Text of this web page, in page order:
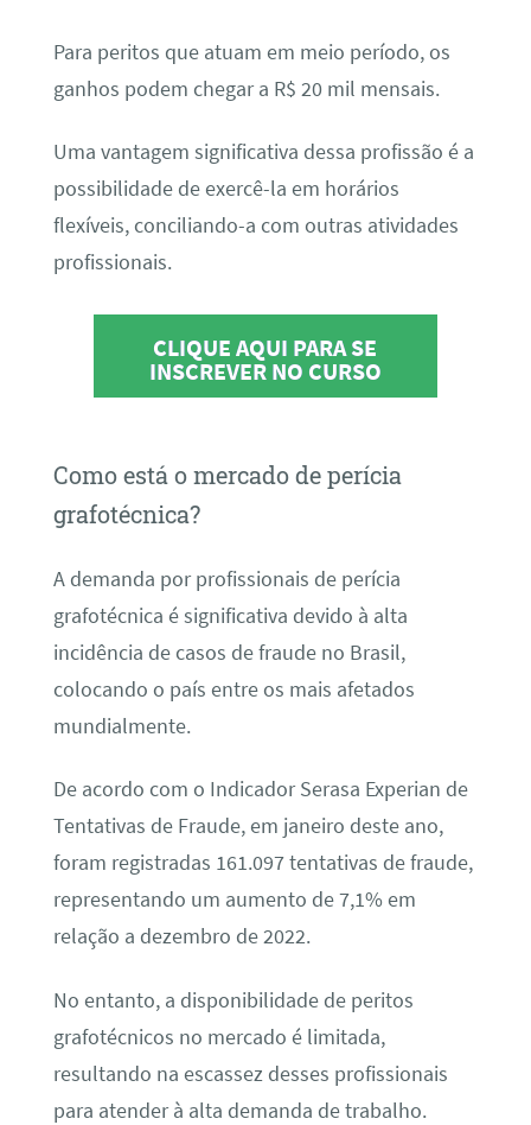
Para peritos que atuam em meio período, os
ganhos podem chegar a R$ 20 mil mensais.
Uma vantagem significativa dessa profissão é a
possibilidade de exercê-la em horários
flexíveis, conciliando-a com outras atividades
profissionais.
CLIQUE AQUI PARA SE
INSCREVER NO CURSO
Como está o mercado de perícia
grafotécnica?
A demanda por profissionais de perícia
grafotécnica é significativa devido à alta
incidência de casos de fraude no Brasil,
colocando o país entre os mais afetados
mundialmente.
De acordo com o Indicador Serasa Experian de
Tentativas de Fraude, em janeiro deste ano,
foram registradas 161.097 tentativas de fraude,
representando um aumento de 7,1% em
relação a dezembro de 2022.
No entanto, a disponibilidade de peritos
grafotécnicos no mercado é limitada,
resultando na escassez desses profissionais
para atender à alta demanda de trabalho.